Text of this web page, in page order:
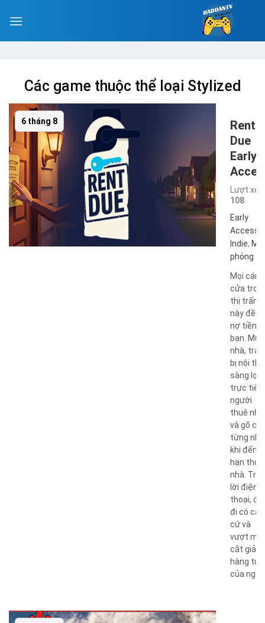
Các game thuộc thể loại Stylized
6 tháng 8
Rent
Due
Early
Lượt
108
Early
Access
Indie, Mô
phỏng
Mọi cánh
cửa
thị trấn
này đều
nợ tiền
bạn. Mua
nhà,
bị nội
sàng lọc
trực tiếp
người
thuê nhà
và gõ
từng nhà
khi đến
hạn thuê
nhà. Trả
lời điện
thoại,
đi có căn
cứ và
vượt
cắt giảm
hàng
của ngâ